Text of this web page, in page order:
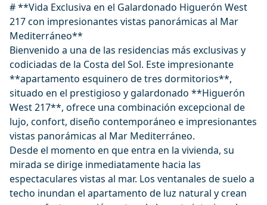
# **Vida Exclusiva en el Galardonado Higuerón West
217 con impresionantes vistas panorámicas al Mar
Mediterráneo**
Bienvenido a una de las residencias más exclusivas y
codiciadas de la Costa del Sol. Este impresionante
**apartamento esquinero de tres dormitorios**,
situado en el prestigioso y galardonado **Higuerón
West 217**, ofrece una combinación excepcional de
lujo, confort, diseño contemporáneo e impresionantes
vistas panorámicas al Mar Mediterráneo.
Desde el momento en que entra en la vivienda, su
mirada se dirige inmediatamente hacia las
espectaculares vistas al mar. Los ventanales de suelo a
techo inundan el apartamento de luz natural y crean